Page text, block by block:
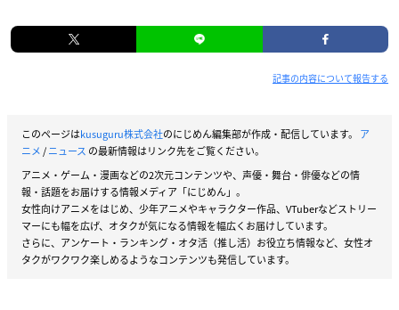
記事の内容について報告する
このページはkusuguru株式会社のにじめん編集部が作成・配信しています。 ア
ニメ/ニュース の最新情報はリンク先をご覧ください。
アニメ・ゲーム・漫画などの2次元コンテンツや、声優・舞台・俳優などの情
報・話題をお届けする情報メディア「にじめん」。
女性向けアニメをはじめ、少年アニメやキャラクター作品、VTuberなどストリー
マーにも幅を広げ、オタクが気になる情報を幅広くお届けしています。
さらに、アンケート・ランキング・オタ活（推し活）お役立ち情報など、女性オ
タクがワクワク楽しめるようなコンテンツも発信しています。